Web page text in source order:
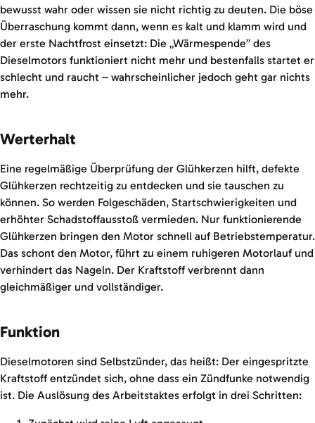
bewusst wahr oder wissen sie nicht richtig zu deuten. Die böse
Überraschung kommt dann, wenn es kalt und klamm wird und
der erste Nachtfrost einsetzt: Die „Wärmespende” des
Dieselmotors funktioniert nicht mehr und bestenfalls startet er
schlecht und raucht – wahrscheinlicher jedoch geht gar nichts
mehr.
Werterhalt
Eine regelmäßige Überprüfung der Glühkerzen hilft, defekte
Glühkerzen rechtzeitig zu entdecken und sie tauschen zu
können. So werden Folgeschäden, Startschwierigkeiten und
erhöhter Schadstoffausstoß vermieden. Nur funktionierende
Glühkerzen bringen den Motor schnell auf Betriebstemperatur.
Das schont den Motor, führt zu einem ruhigeren Motorlauf und
verhindert das Nageln. Der Kraftstoff verbrennt dann
gleichmäßiger und vollständiger.
Funktion
Dieselmotoren sind Selbstzünder, das heißt: Der eingespritzte
Kraftstoff entzündet sich, ohne dass ein Zündfunke notwendig
ist. Die Auslösung des Arbeitstaktes erfolgt in drei Schritten: